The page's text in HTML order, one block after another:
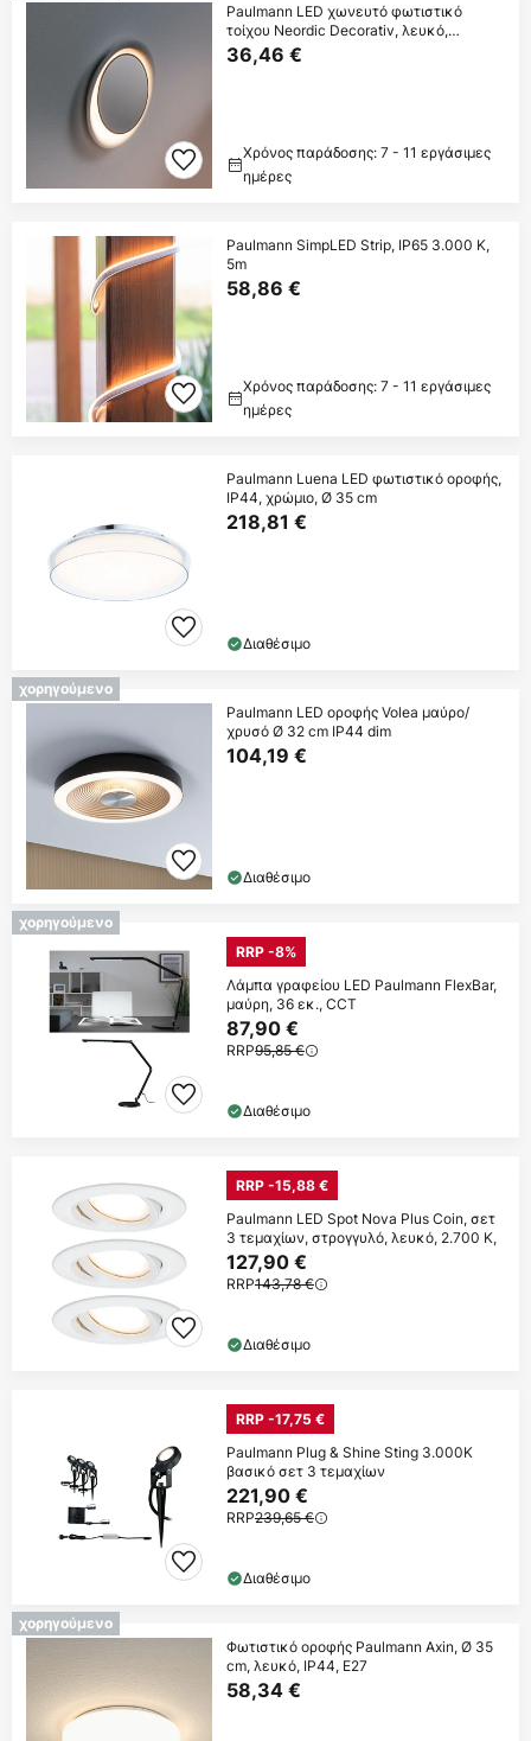
Paulmann LED χωνευτό φωτιστικό
τοίχου Neordic Decorativ, λευκό,
στρογγυλό
36,46 €
Χρόνος παράδοσης: 7 - 11 εργάσιμες
ημέρες
Paulmann SimpLED Strip, IP65 3.000 K,
5m
58,86 €
Χρόνος παράδοσης: 7 - 11 εργάσιμες
ημέρες
Paulmann Luena LED φωτιστικό οροφής,
IP44, χρώμιο, Ø 35 cm
218,81 €
Διαθέσιμο
χορηγούμενο
Paulmann LED οροφής Volea μαύρο/
χρυσό Ø 32 cm IP44 dim
104,19 €
Διαθέσιμο
χορηγούμενο
RRP -8%
Λάμπα γραφείου LED Paulmann FlexBar,
μαύρη, 36 εκ., CCT
87,90 €
RRP95,85 €
Διαθέσιμο
RRP -15,88 €
Paulmann LED Spot Nova Plus Coin, σετ
3 τεμαχίων, στρογγυλό, λευκό, 2.700 K,
127,90 €
RRP143,78 €
Διαθέσιμο
RRP -17,75 €
Paulmann Plug & Shine Sting 3.000K
βασικό σετ 3 τεμαχίων
221,90 €
RRP239,65 €
Διαθέσιμο
χορηγούμενο
Φωτιστικό οροφής Paulmann Axin, Ø 35
cm, λευκό, IP44, E27
58,34 €